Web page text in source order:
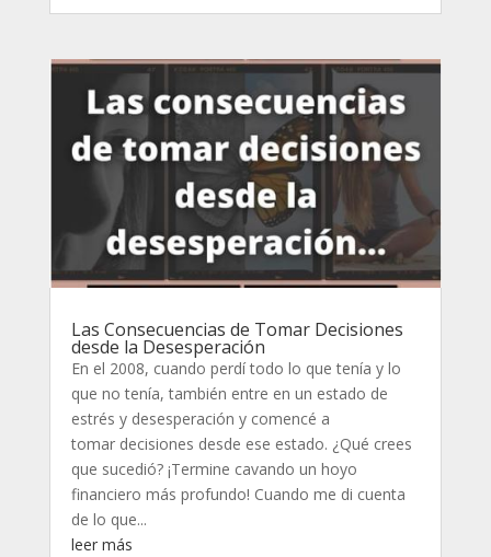
Las Consecuencias de Tomar Decisiones
desde la Desesperación
En el 2008, cuando perdí todo lo que tenía y lo
que no tenía, también entre en un estado de
estrés y desesperación y comencé a
tomar decisiones desde ese estado. ¿Qué crees
que sucedió? ¡Termine cavando un hoyo
financiero más profundo! Cuando me di cuenta
de lo que...
leer más